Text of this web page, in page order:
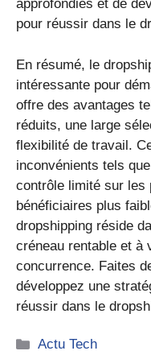
approfondies et de
pour réussir dans le
En résumé, le
intéressante pour
offre des avantages
réduits, une large
flexibilité de travail.
inconvénients tels
contrôle limité sur les
bénéficiaires plus
dropshipping réside
créneau rentable et à
concurrence. Faites
développez une
réussir dans le
Catégories
Actu Tech